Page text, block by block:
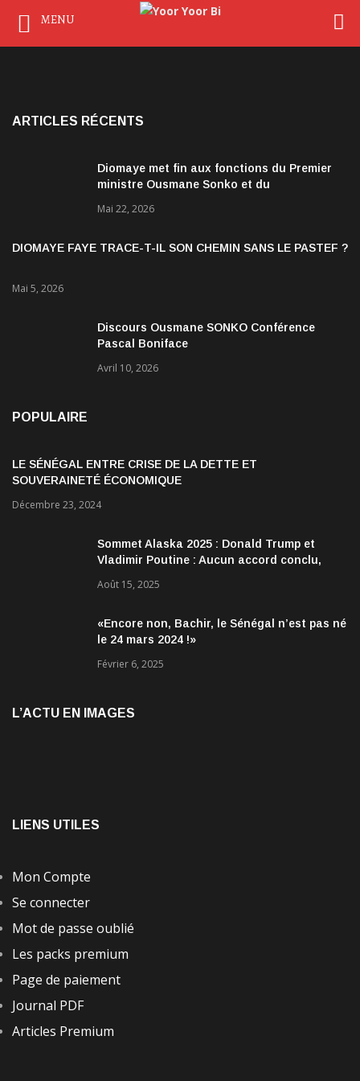
ARTICLES RÉCENTS
Diomaye met fin aux fonctions du Premier
ministre Ousmane Sonko et du
Mai 22, 2026
DIOMAYE FAYE TRACE-T-IL SON CHEMIN SANS LE PASTEF ?
Mai 5, 2026
Discours Ousmane SONKO Conférence
Pascal Boniface
Avril 10, 2026
POPULAIRE
LE SÉNÉGAL ENTRE CRISE DE LA DETTE ET
SOUVERAINETÉ ÉCONOMIQUE
Décembre 23, 2024
Sommet Alaska 2025 : Donald Trump et
Vladimir Poutine : Aucun accord conclu,
encourageantes
Août 15, 2025
«Encore non, Bachir, le Sénégal n’est pas né
le 24 mars 2024 !»
Février 6, 2025
L’ACTU EN IMAGES
LIENS UTILES
Mon Compte
Se connecter
Mot de passe oublié
Les packs premium
Page de paiement
Journal PDF
Articles Premium
MENU